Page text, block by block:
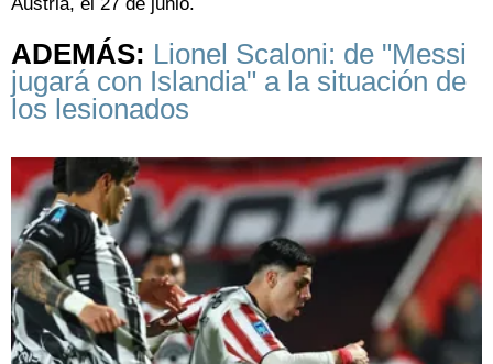
ADEMÁS: Lionel Scaloni: de "Messi
jugará con Islandia" a la situación de
los lesionados